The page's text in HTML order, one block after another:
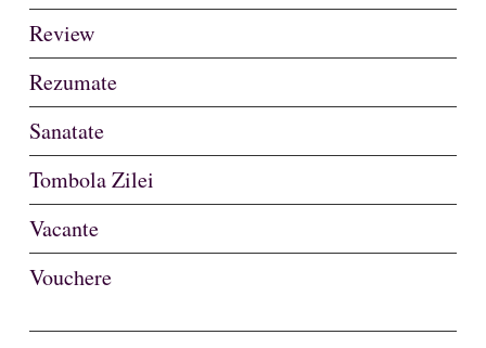
Review
Rezumate
Sanatate
Tombola Zilei
Vacante
Vouchere